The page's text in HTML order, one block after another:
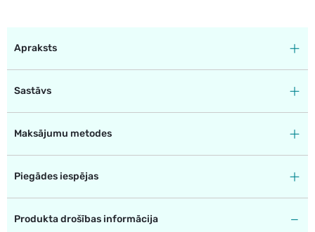
Apraksts
Sastāvs
Maksājumu metodes
Piegādes iespējas
Produkta drošības informācija